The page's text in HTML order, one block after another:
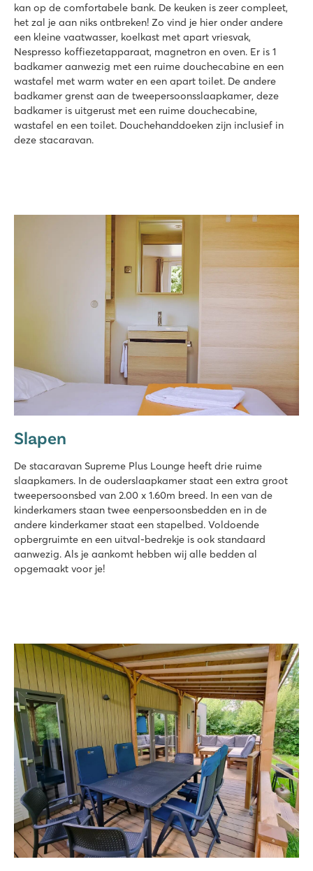
kan op de comfortabele bank. De keuken is zeer compleet,
het zal je aan niks ontbreken! Zo vind je hier onder andere
een kleine vaatwasser, koelkast met apart vriesvak,
Nespresso koffiezetapparaat, magnetron en oven. Er is 1
badkamer aanwezig met een ruime douchecabine en een
wastafel met warm water en een apart toilet. De andere
badkamer grenst aan de tweepersoonsslaapkamer, deze
badkamer is uitgerust met een ruime douchecabine,
wastafel en een toilet. Douchehanddoeken zijn inclusief in
deze stacaravan.
Slapen
De stacaravan Supreme Plus Lounge heeft drie ruime
slaapkamers. In de ouderslaapkamer staat een extra groot
tweepersoonsbed van 2.00 x 1.60m breed. In een van de
kinderkamers staan twee eenpersoonsbedden en in de
andere kinderkamer staat een stapelbed. Voldoende
opbergruimte en een uitval-bedrekje is ook standaard
aanwezig. Als je aankomt hebben wij alle bedden al
opgemaakt voor je!